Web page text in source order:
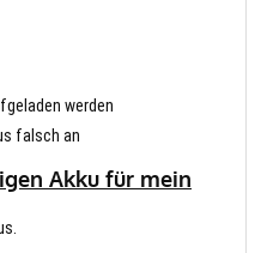
werden
falsch an
Akku für mein